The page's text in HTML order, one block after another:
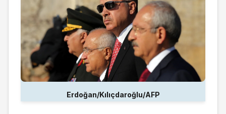
Erdoğan/Kılıçdaroğlu/AFP